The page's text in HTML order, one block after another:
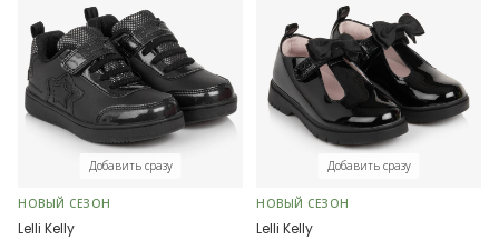
Добавить сразу
НОВЫЙ СЕЗОН
Lelli Kelly
Добавить сразу
НОВЫЙ СЕЗОН
Lelli Kelly